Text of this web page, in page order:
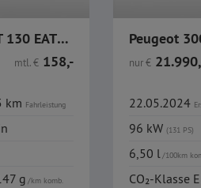
Peugeot 3008 GT PT 130 EAT8 / SHZ / CarPlay / 360° Kamera
mtl.€ 158,-
km Fahrleistung
g/km komb.
nur€
22.05.2024
96 kW (131 PS)
6,50 l/100km
CO₂-Klasse E